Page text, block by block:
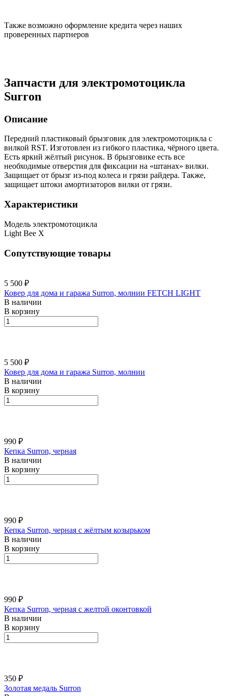
Также возможно оформление кредита через наших
проверенных партнеров
Запчасти для электромотоцикла
Surron
Описание
Передний пластиковый брызговик для электромотоцикла с
вилкой RST. Изготовлен из гибкого пластика, чёрного цвета.
Есть яркий жёлтый рисунок. В брызговике есть все
необходимые отверстия для фиксации на «штанах» вилки.
Защищает от брызг из-под колеса и грязи райдера. Также,
защищает штоки амортизаторов вилки от грязи.
Характеристики
Модель электромотоцикла
Light Bee X
Сопутствующие товары
5 500 ₽
Ковер для дома и гаража Surron, молнии FETCH LIGHT
В наличии
В корзину
5 500 ₽
Ковер для дома и гаража Surron, молнии
В наличии
В корзину
990 ₽
Кепка Surron, черная
В наличии
В корзину
990 ₽
Кепка Surron, черная с жёлтым козырьком
В наличии
В корзину
990 ₽
Кепка Surron, черная с желтой оконтовкой
В наличии
В корзину
350 ₽
Золотая медаль Surron